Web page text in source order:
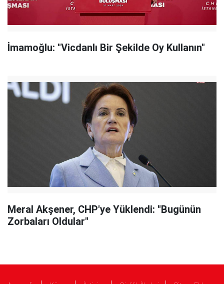
İmamoğlu: "Vicdanlı Bir Şekilde Oy Kullanın"
Meral Akşener, CHP'ye Yüklendi: "Bugünün
Zorbaları Oldular"